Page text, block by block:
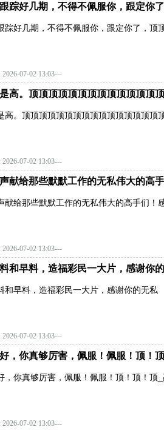
踪好几期，不得不佩服你，跟定你
踪好几期，不得不佩服你，跟定你了，顶
07-02 13:03---
高。顶顶顶顶顶顶顶顶顶顶顶顶顶
高。顶顶顶顶顶顶顶顶顶顶顶顶顶顶顶顶
07-02 13:03---
献给那些默默工作的无私伟大的高
献给那些默默工作的无私伟大的高手们！
07-02 13:03---
和早料，造福彩民一大片，感谢你
和早料，造福彩民一大片，感谢你的无私
07-02 13:03---
，你真够厉害，佩服！佩服！顶！
，你真够厉害，佩服！佩服！顶！顶！顶
07-02 13:03---